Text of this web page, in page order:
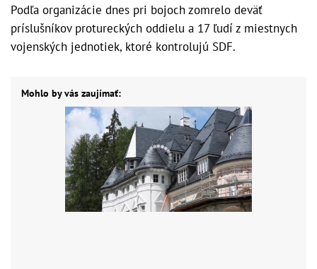
Podľa organizácie dnes pri bojoch zomrelo deväť
príslušníkov protureckých oddielu a 17 ľudí z miestnych
vojenských jednotiek, ktoré kontrolujú SDF.
Mohlo by vás zaujímať: